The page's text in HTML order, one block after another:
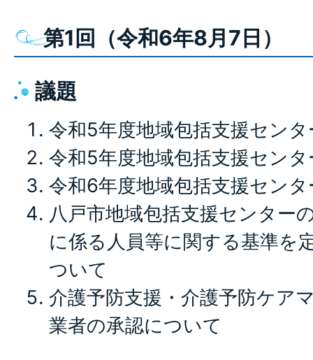
第1回（令和6年8月7日）
議題
令和5年度地域包括支援セン
令和5年度地域包括支援セン
令和6年度地域包括支援セン
八戸市地域包括支援センター
に係る人員等に関する基準を
ついて
介護予防支援・介護予防ケア
業者の承認について